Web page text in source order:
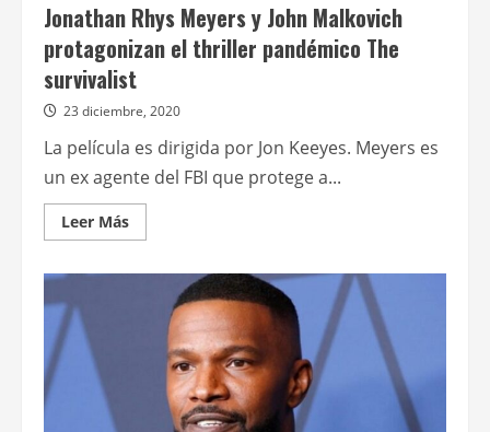
Jonathan Rhys Meyers y John Malkovich
protagonizan el thriller pandémico The
survivalist
23 diciembre, 2020
La película es dirigida por Jon Keeyes. Meyers es
un ex agente del FBI que protege a...
Leer MásLeer
más
Jonathan
Meyers
Malkovich
protagonizan
thriller
pandémico